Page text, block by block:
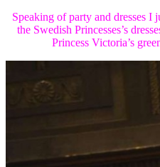
Speaking of party and dresses I
the Swedish Princesses’s
Princess Victoria’s